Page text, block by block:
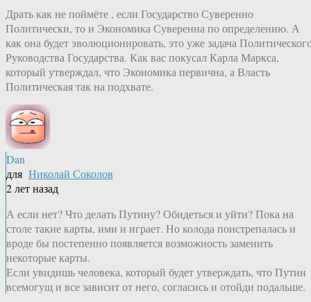
Драть как не поймёте , если Государство Суверенно
Политически, то и Экономика Суверенна по определению. А
как она будет эволюционировать, это уже задача
Руководства Государства. Как вас покусал Карла Маркса,
который утверждал, что Экономика первична, а Власть
Политическая так на подхвате.
Dan
для Николай Соколов
2 лет назад
А если нет? Что делать Путину? Обидеться и уйти? Пока на
столе такие карты, ими и играет. Но колода поистрепалась и
вроде бы постепенно появляется возможность заменить
некоторые карты.
Если увидишь человека, который будет утверждать, что Путин
всемогущ и все зависит от него, согласись и отойди подальше.